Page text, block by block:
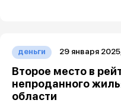
деньги 29 января
Второе место в
непроданного
области